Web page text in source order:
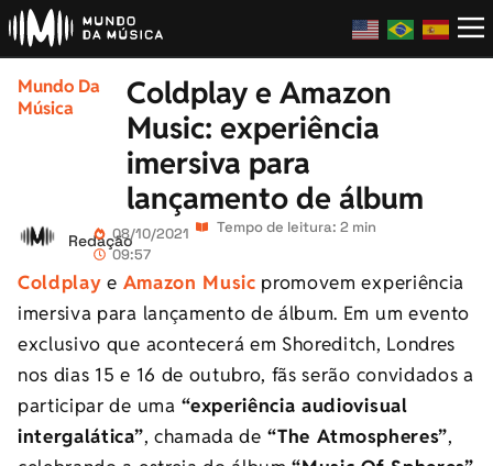
Mundo Da
Música
Coldplay e Amazon
Music: experiência
imersiva para
lançamento de álbum
Redação08/10/2021
09:57
Tempo de leitura: 2 min
Coldplay e Amazon Music promovem experiência
imersiva para lançamento de álbum. Em um evento
exclusivo que acontecerá em Shoreditch, Londres
nos dias 15 e 16 de outubro, fãs serão convidados a
participar de uma “experiência audiovisual
intergalática”, chamada de “The Atmospheres”,